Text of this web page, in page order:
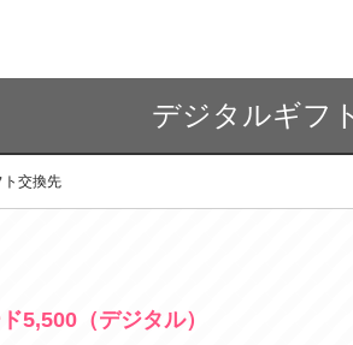
デジタルギフ
ト交換先
5,500（デジタル）